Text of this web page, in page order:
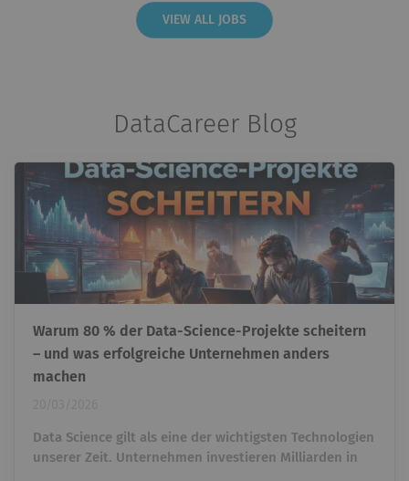
VIEW ALL JOBS
DataCareer Blog
Warum 80 % der Data-Science-Projekte scheitern
– und was erfolgreiche Unternehmen anders
machen
Data Science gilt als eine der wichtigsten Technologien
unserer Zeit. Unternehmen investieren Milliarden in